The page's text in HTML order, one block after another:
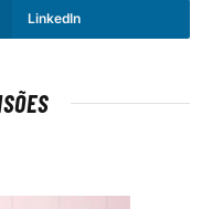
LinkedIn